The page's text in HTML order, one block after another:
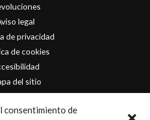
consentimiento de
legal
de privacidad
de cookies
del sitio